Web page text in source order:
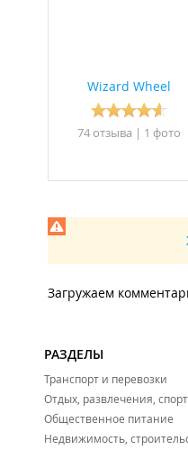
ИП Бакулин Е. К.
Wizard Wheel
74 отзывa | 1 фото
Загружаем
РАЗДЕЛЫ
Транспорт и перевозки
Отдых, развлечения, спорт
Общественное питание
Недвижимость,